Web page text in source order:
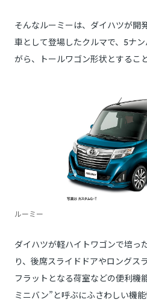
そんなルーミーは、ダイハツが開
車として登場したクルマで、5ナ
がら、トールワゴン形状とするこ
ルーミー
ダイハツが軽ハイトワゴンで培っ
り、後席スライドドアやロングス
フラットとなる荷室などの便利機
ミニバン”と呼ぶにふさわしい機能